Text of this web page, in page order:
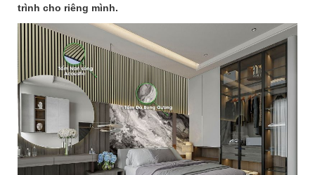
trình cho riêng mình.